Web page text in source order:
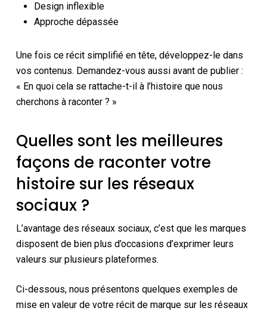
Design inflexible
Approche dépassée
Une fois ce récit simplifié en tête, développez-le dans
vos contenus. Demandez-vous aussi avant de publier :
« En quoi cela se rattache-t-il à l’histoire que nous
cherchons à raconter ? »
Quelles sont les meilleures
façons de raconter votre
histoire sur les réseaux
sociaux ?
L’avantage des réseaux sociaux, c’est que les marques
disposent de bien plus d’occasions d’exprimer leurs
valeurs sur plusieurs plateformes.
Ci-dessous, nous présentons quelques exemples de
mise en valeur de votre récit de marque sur les réseaux